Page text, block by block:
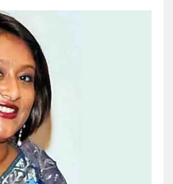
মাদক কারবারি গ্রেফতার
২৮ লাখ টাকার জাল নোটসহ
থানা পুলিশ
যেকোনো সময় বেনজীরের
নেতৃত্ব ও গণতন্ত্রের মূর্তমান